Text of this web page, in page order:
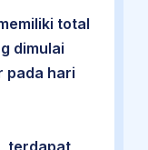
total
dimulai
pada hari
terdapat